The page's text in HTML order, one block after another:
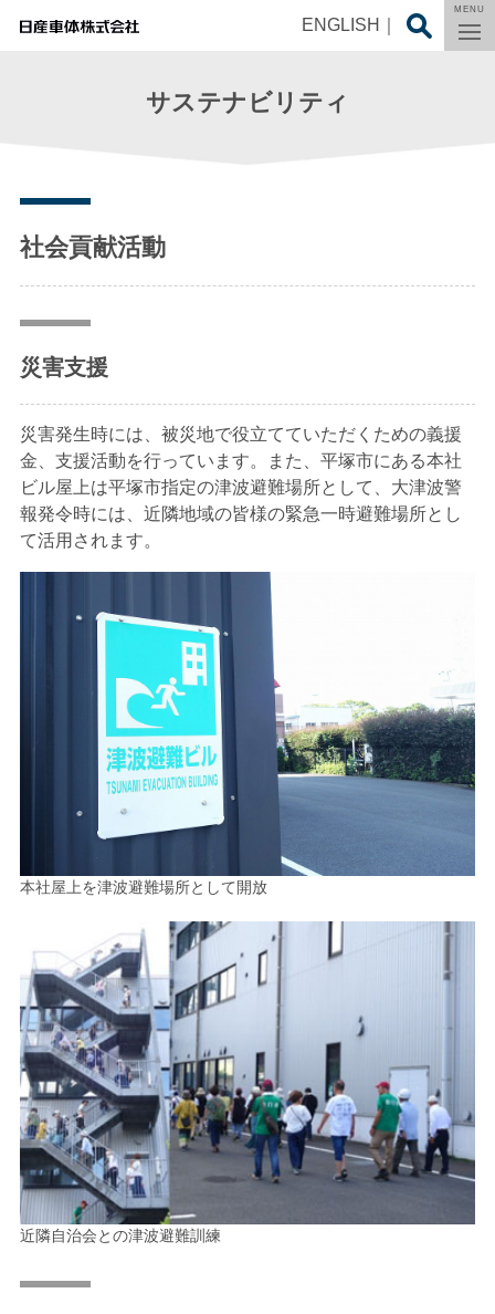
MENU
ENGLISH
サステナビリティ
社会貢献活動
災害支援
災害発生時には、被災地で役立てていただくための義援
金、支援活動を行っています。また、平塚市にある本社
ビル屋上は平塚市指定の津波避難場所として、大津波警
報発令時には、近隣地域の皆様の緊急一時避難場所とし
て活用されます。
本社屋上を津波避難場所として開放
近隣自治会との津波避難訓練